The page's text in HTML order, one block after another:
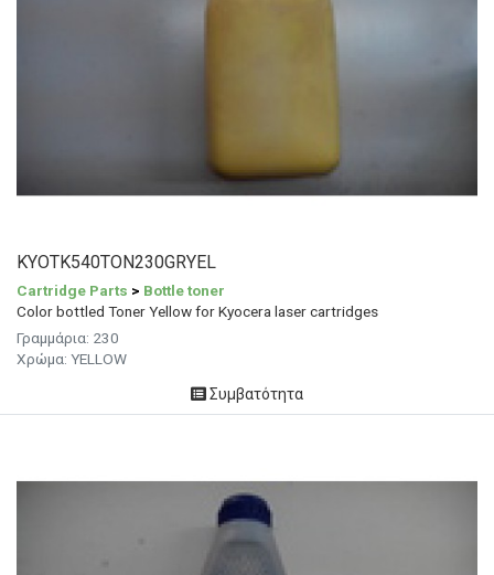
KYOTK540TON230GRYEL
Cartridge Parts > Bottle toner
Color bottled Toner Yellow for Kyocera laser cartridges
Γραμμάρια: 230
Χρώμα: YELLOW
Συμβατότητα